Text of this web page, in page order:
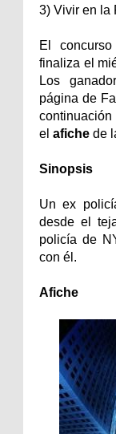
3) Vivir en la
El
finaliza el
Los
página de
el afiche de
Sinopsis
Un ex
desde el
policía de
con él.
Afiche